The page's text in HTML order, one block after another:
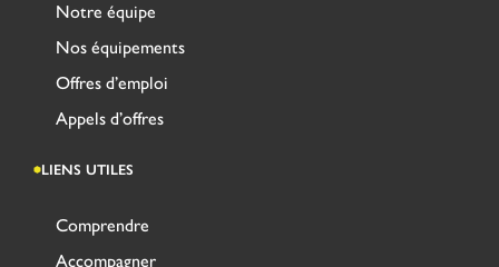
Notre équipe
Nos équipements
Offres d’emploi
Appels d’offres
LIENS UTILES
Comprendre
Accompagner